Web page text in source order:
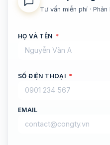
Tư vấn miễn phí ·
HỌ VÀ TÊN *
SỐ ĐIỆN THOẠI *
EMAIL